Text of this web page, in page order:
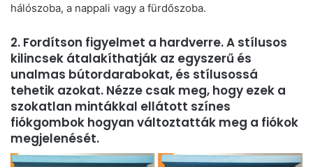
hálószoba, a nappali vagy a fürdőszoba.
2. Fordítson figyelmet a hardverre. A stílusos
kilincsek átalakíthatják az egyszerű és
unalmas bútordarabokat, és stílusossá
tehetik azokat. Nézze csak meg, hogy ezek a
szokatlan mintákkal ellátott színes
fiókgombok hogyan változtatták meg a fiókok
megjelenését.